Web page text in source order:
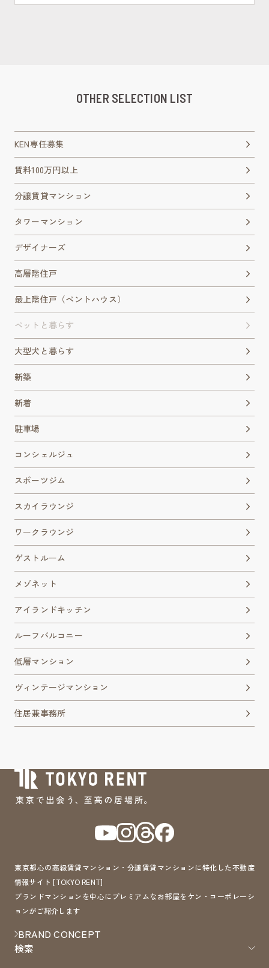
OTHER SELECTION LIST
KEN専任募集
賃料100万円以上
分譲賃貸マンション
タワーマンション
デザイナーズ
高層階住戸
最上階住戸（ペントハウス）
ペットと暮らす
大型犬と暮らす
新築
新着
駐車場
コンシェルジュ
スポーツジム
スカイラウンジ
ワークラウンジ
ゲストルーム
メゾネット
アイランドキッチン
ルーフバルコニー
低層マンション
ヴィンテージマンション
住居兼事務所
東京都心の高級賃貸マンション・分譲賃貸マンションに特化した不動産
情報サイト [TOKYO RENT]
ブランドマンションを中心にプレミアムなお部屋をケン・コーポレーシ
ョンがご紹介します
BRAND CONCEPT
検索